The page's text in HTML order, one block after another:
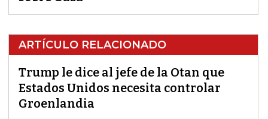
ARTÍCULO RELACIONADO
Trump le dice al jefe de la Otan que
Estados Unidos necesita controlar
Groenlandia